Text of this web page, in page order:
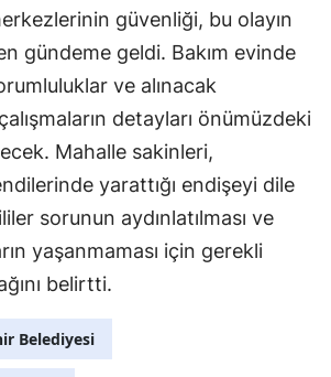
güvenliği, bu olayın
gündeme geldi. Bakım evinde
ve alınacak
detayları önümüzdeki
Mahalle sakinleri,
yarattığı endişeyi dile
sorunun aydınlatılması ve
yaşanmaması için gerekli
belirtti.
Belediyesi